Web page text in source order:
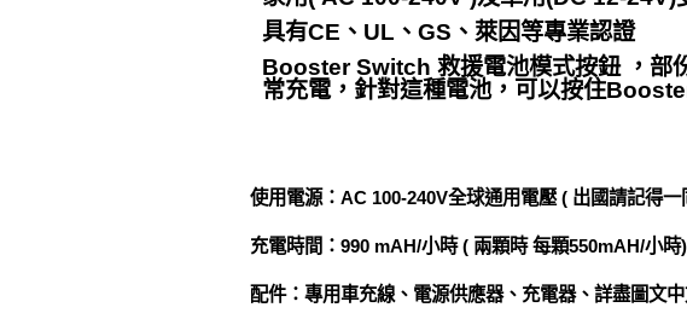
具有CE、UL、GS、萊因等專業認證
Booster Switch 救援電池模式按鈕 ，部
常充電，針對這種電池，可以按住
使用電源：AC 100-240V全球通用電壓 ( 出國請記得一
充電時間：990 mAH/小時 ( 兩顆時 每顆550mAH/小時)
配件：專用車充線、電源供應器、充電器、詳盡圖文